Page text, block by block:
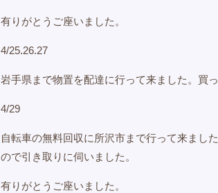
有りがとうご座いました。
4/25.26.27
岩手県まで物置を配達に行って来ました。買
4/29
自転車の無料回収に所沢市まで行って来まし
ので引き取りに伺いました。
有りがとうご座いました。